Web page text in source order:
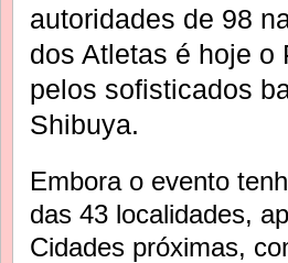
autoridades de 98
dos Atletas é hoje o
pelos sofisticados
Shibuya.
Embora o evento
das 43 localidades,
Cidades próximas,